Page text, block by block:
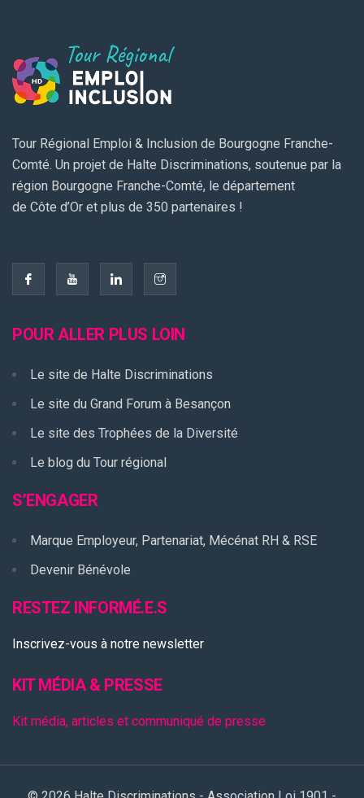
Tour Régional Emploi & Inclusion de Bourgogne Franche-
Comté. Un projet de Halte Discriminations, soutenue par la
région Bourgogne Franche-Comté, le département
de Côte d’Or et plus de 350 partenaires !
POUR ALLER PLUS LOIN
Le site de Halte Discriminations
Le site du Grand Forum à Besançon
Le site des Trophées de la Diversité
Le blog du Tour régional
S’ENGAGER
Marque Employeur, Partenariat, Mécénat RH & RSE
Devenir Bénévole
RESTEZ INFORMÉ.E.S
Inscrivez-vous à notre newsletter
KIT MÉDIA & PRESSE
Kit média, articles et communiqué de presse